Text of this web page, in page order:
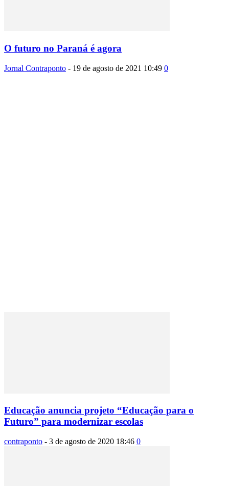
O futuro no Paraná é agora
Jornal Contraponto - 19 de agosto de 2021 10:49 0
Educação anuncia projeto “Educação para o
Futuro” para modernizar escolas
contraponto - 3 de agosto de 2020 18:46 0